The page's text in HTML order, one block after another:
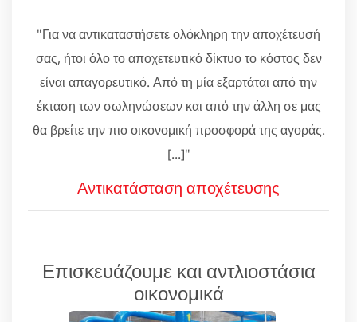
"Για να αντικαταστήσετε ολόκληρη την αποχέτευσή
σας, ήτοι όλο το αποχετευτικό δίκτυο το κόστος δεν
είναι απαγορευτικό. Από τη μία εξαρτάται από την
έκταση των σωληνώσεων και από την άλλη σε μας
θα βρείτε την πιο οικονομική προσφορά της αγοράς.
[...]"
Αντικατάσταση αποχέτευσης
Επισκευάζουμε και αντλιοστάσια
οικονομικά